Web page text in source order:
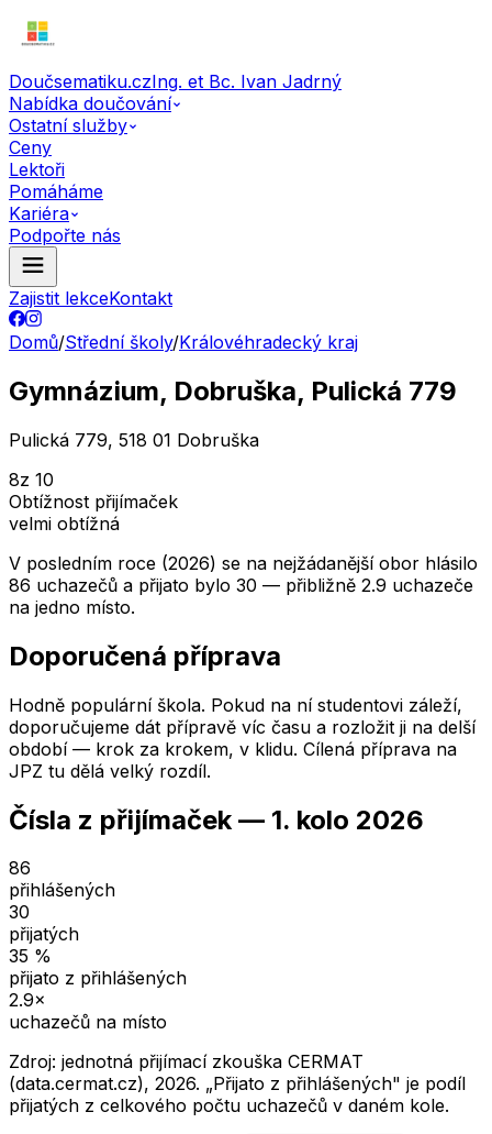
Doučsematiku.czIng. et Bc. Ivan Jadrný
Nabídka doučování
Ostatní služby
Ceny
Lektoři
Pomáháme
Kariéra
Podpořte nás
Zajistit lekceKontakt
Domů/Střední školy/Královéhradecký kraj
Gymnázium, Dobruška, Pulická 779
Pulická 779, 518 01 Dobruška
8z 10
Obtížnost přijímaček
velmi obtížná
V posledním roce (2026) se na nejžádanější obor hlásilo
86 uchazečů a přijato bylo 30 — přibližně 2.9 uchazeče
na jedno místo.
Doporučená příprava
Hodně populární škola. Pokud na ní studentovi záleží,
doporučujeme dát přípravě víc času a rozložit ji na delší
období — krok za krokem, v klidu. Cílená příprava na
JPZ tu dělá velký rozdíl.
Čísla z přijímaček — 1. kolo 2026
86
přihlášených
30
přijatých
35 %
přijato z přihlášených
2.9×
uchazečů na místo
Zdroj: jednotná přijímací zkouška CERMAT
(data.cermat.cz), 2026. „Přijato z přihlášených" je podíl
přijatých z celkového počtu uchazečů v daném kole.